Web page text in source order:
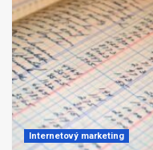
Internetový marketing